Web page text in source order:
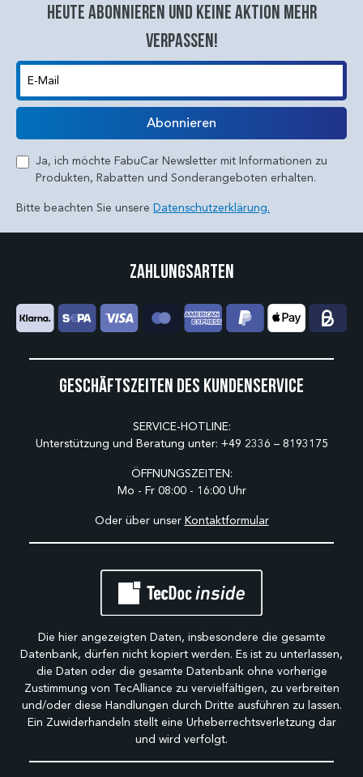
Heute abonnieren und keine aktion mehr
verpassen!
E-Mail
Abonnieren
Ja, ich möchte FabuCar Newsletter mit Informationen zu
Produkten, Rabatten und Sonderangeboten erhalten.
Bitte beachten Sie unsere Datenschutzerklärung.
Geschäftszeiten des Kundenservice
SERVICE-HOTLINE:
Unterstützung und Beratung unter: +49 2336 – 8193175
ÖFFNUNGSZEITEN:
Mo - Fr 08:00 - 16:00 Uhr
Oder über unser Kontaktformular
Zahlungsarten
Die hier angezeigten Daten, insbesondere die gesamte
Datenbank, dürfen nicht kopiert werden. Es ist zu unterlassen,
die Daten oder die gesamte Datenbank ohne vorherige
Zustimmung von TecAlliance zu vervielfältigen, zu verbreiten
und/oder diese Handlungen durch Dritte ausführen zu lassen.
Ein Zuwiderhandeln stellt eine Urheberrechtsverletzung dar
und wird verfolgt.